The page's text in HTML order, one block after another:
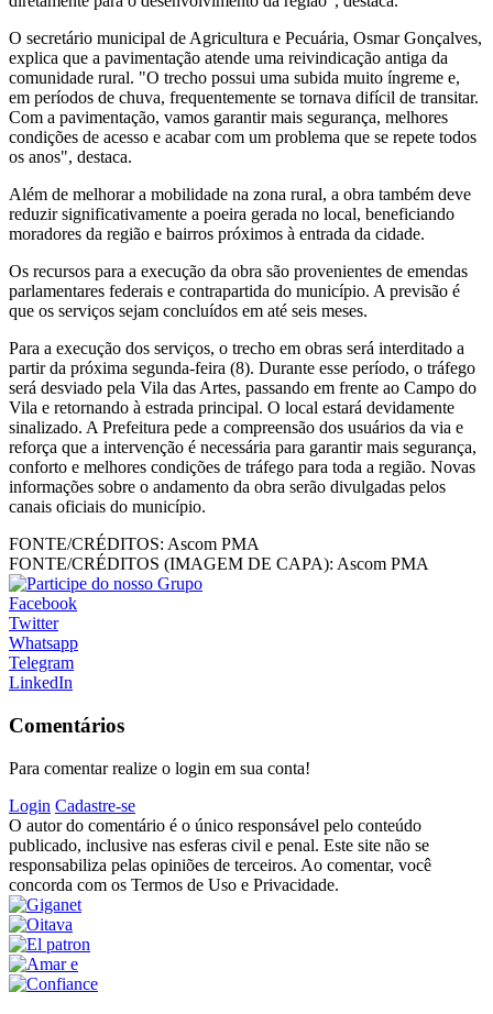
O secretário municipal de Agricultura e Pecuária, Osmar Gonçalves,
explica que a pavimentação atende uma reivindicação antiga da
comunidade rural. "O trecho possui uma subida muito íngreme e,
em períodos de chuva, frequentemente se tornava difícil de transitar.
Com a pavimentação, vamos garantir mais segurança, melhores
condições de acesso e acabar com um problema que se repete todos
os anos", destaca.
Além de melhorar a mobilidade na zona rural, a obra também deve
reduzir significativamente a poeira gerada no local, beneficiando
moradores da região e bairros próximos à entrada da cidade.
Os recursos para a execução da obra são provenientes de emendas
parlamentares federais e contrapartida do município. A previsão é
que os serviços sejam concluídos em até seis meses.
Para a execução dos serviços, o trecho em obras será interditado a
partir da próxima segunda-feira (8). Durante esse período, o tráfego
será desviado pela Vila das Artes, passando em frente ao Campo do
Vila e retornando à estrada principal. O local estará devidamente
sinalizado. A Prefeitura pede a compreensão dos usuários da via e
reforça que a intervenção é necessária para garantir mais segurança,
conforto e melhores condições de tráfego para toda a região. Novas
informações sobre o andamento da obra serão divulgadas pelos
canais oficiais do município.
FONTE/CRÉDITOS: Ascom PMA
FONTE/CRÉDITOS (IMAGEM DE CAPA): Ascom PMA
Facebook
Twitter
Whatsapp
Telegram
LinkedIn
Comentários
Para comentar realize o login em sua conta!
Login Cadastre-se
O autor do comentário é o único responsável pelo conteúdo
publicado, inclusive nas esferas civil e penal. Este site não se
responsabiliza pelas opiniões de terceiros. Ao comentar, você
concorda com os Termos de Uso e Privacidade.